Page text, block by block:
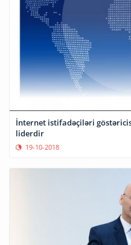
İnternet istifadəçiləri
liderdir
19-10-2018